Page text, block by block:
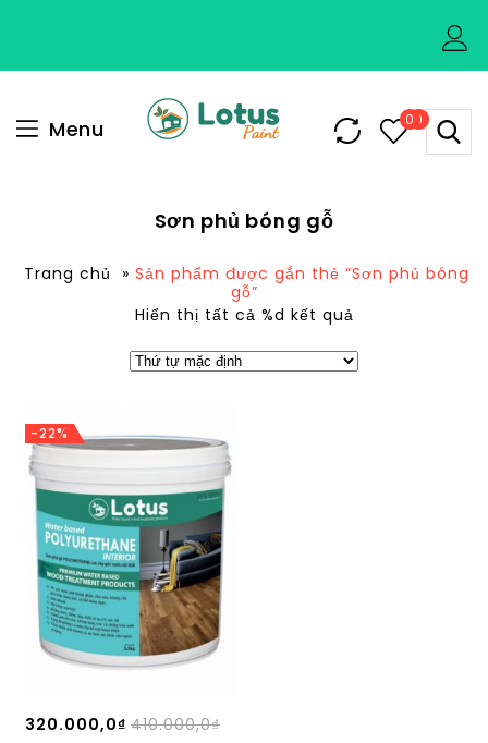
Menu 0
0
Sơn phủ bóng gỗ
Trang chủ » Sản phẩm được gắn thẻ “Sơn phủ bóng
gỗ”
Hiển thị tất cả %d kết quả
-22%
410.000,0₫
320.000,0₫